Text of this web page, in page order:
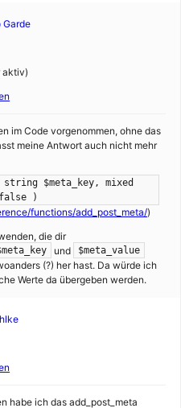
Garde
aktiv)
im Code vorgenommen, ohne das
meine Antwort auch nicht mehr
$meta_key, mixed
false )
functions/add_post_meta/)
die dir
und $meta_value
(?) her hast. Da würde ich
Werte da übergeben werden.
habe ich das add_post_meta